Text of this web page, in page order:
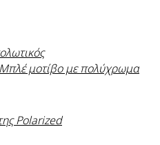
μοτίβο με πολύχρωμα
Polarized